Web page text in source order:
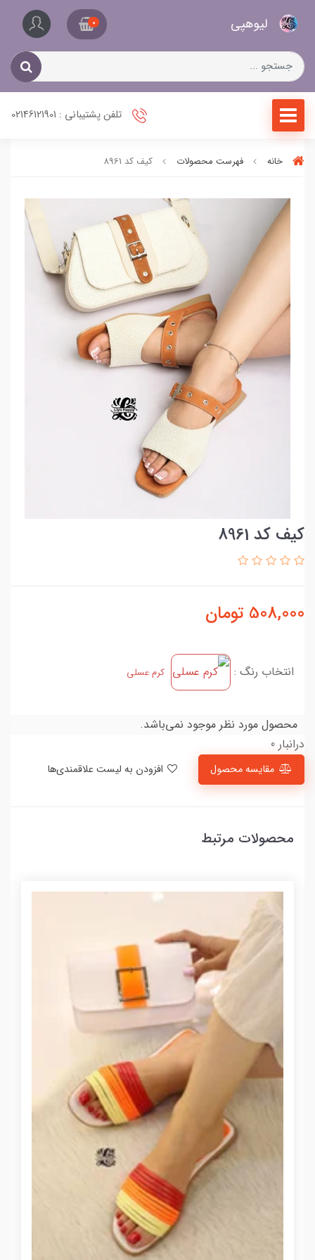
لیو‌هپی 0
تلفن پشتیبانی : 02146121901
خانه فهرست محصولات کیف کد 8961
کیف کد 8961
508,000 تومان
انتخاب رنگ : کرم عسلی
محصول مورد نظر موجود نمی‌باشد.
درانبار 0
مقایسه محصول
محصولات مرتبط